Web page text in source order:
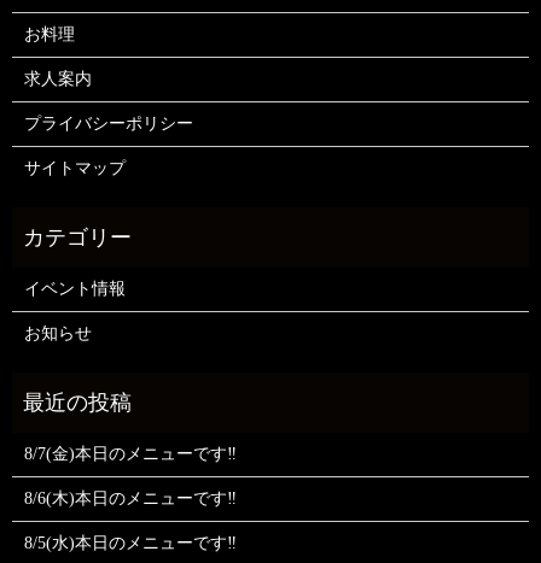
お料理
求人案内
プライバシーポリシー
サイトマップ
イベント情報
お知らせ
8/7(金)本日のメニューです‼️
8/6(木)本日のメニューです‼️
8/5(水)本日のメニューです‼️